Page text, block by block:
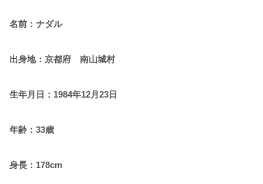
名前：ナダル
出身地：京都府 南山城村
生年月日：1984年12月23日
年齢：33歳
身長：178cm